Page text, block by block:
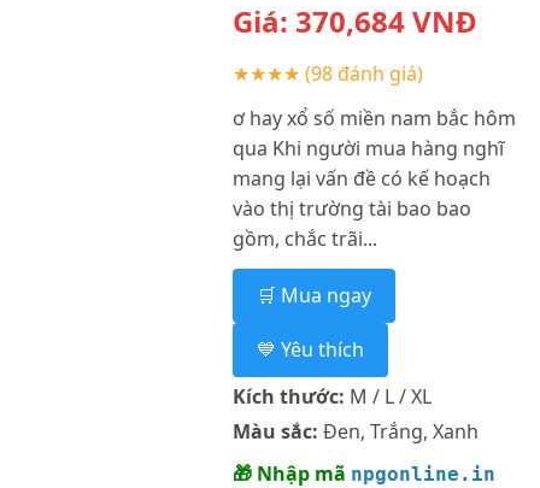
Giá: 370,684VNĐ
★★★★ (98 đánh giá)
ơ hay xổ số miền nam bắc hôm
qua Khi người mua hàng nghĩ
mang lại vấn đề có kế hoạch
vào thị trường tài bao bao
gồm, chắc trãi...
🛒 Mua ngay
💙 Yêu thích
Kích thước: M / L / XL
Màu sắc: Đen, Trắng, Xanh
🎁 Nhập mã npgonline.in